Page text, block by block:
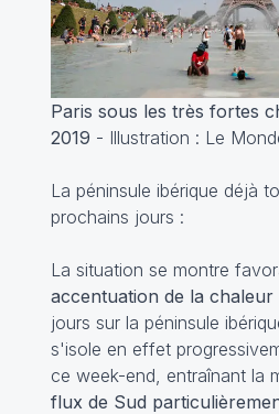
Paris sous les très fortes
2019 - Illustration : Le
La péninsule ibérique déjà
prochains jours :
La situation se montre
accentuation de la chaleur
jours sur la péninsule
s'isole en effet
ce week-end, entraînant la
flux de Sud